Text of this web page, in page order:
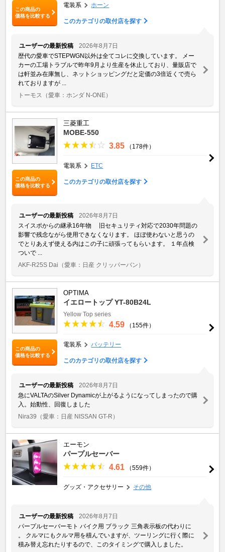
この商品の
価格を比較する
電装系 ホーン
このカテゴリの取付店を探す
ユーザーの最新投稿
2026年8月7日
歴代の愛車でSTEPWGN以外は全てコレに交換しています。 メー
カーの工場トラブルで昨年9月より生産を休止しており、量販店で
は軒並み在庫無し、ネットショッピングだと定価の3倍近くで売ら
れておりますが ...
トーモス
（愛車：ホンダ N-ONE）
この商品の
価格を比較する
三菱重工
MOBE-550
3.85 （178件）
電装系 ETC
このカテゴリの取付店を探す
ユーザーの最新投稿
2026年8月7日
スイスポからの継承16年物 旧セキュリティ対応で2030年問題の
影響で残念ながら使用できなくなります。 ほぼ使わないと思うの
でとりあえず使える内はこの子に頑張ってもらいます。 １年点検
ついで ...
AKF-R25S Dai （愛車：日産 クリッパーバン）
この商品の
価格を比較する
OPTIMA
イエロートップ YT-80B24L
Yellow Top series
4.59 （155件）
電装系 バッテリー
このカテゴリの取付店を探す
ユーザーの最新投稿
2026年8月7日
急にVALTAのSilver Dynamicが上がるようになってしまったので購
入。始動性、回復しました
Nira39 （愛車：日産 NISSAN GT-R）
エーモン
パープルセーバー
4.61 （559件）
グッズ・アクセサリー その他
ユーザーの最新投稿
2026年8月7日
パープルセーバーモト バイク用 ブラック 三角表示板の代わりに
。 クルマにもクルマ用を積んでいますが、ツーリングに行く際に
積み替え忘れたりするので、このタイミングで購入しました。